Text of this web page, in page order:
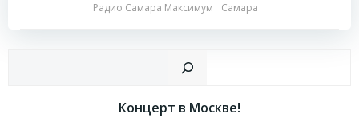
Радио Самара Максимум
Самара
Концерт в Москве!